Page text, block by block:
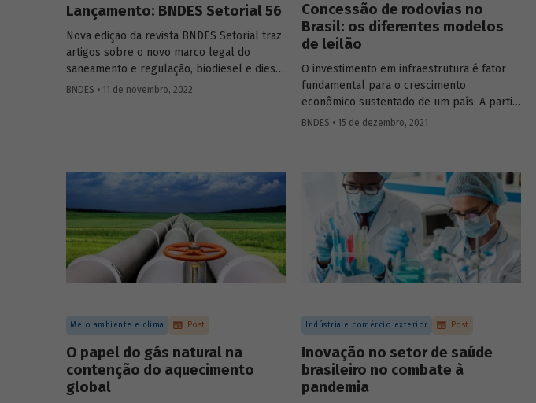
Lançamento: BNDES Setorial 56
Nova edição da revista BNDES Setorial traz
artigos sobre o novo marco legal do
saneamento e regulação, biodiesel e diesel
verde no Brasil, e o papel do
BNDES • 11 de novembro, 2022
Concessão de rodovias no
Brasil: os diferentes modelos
de leilão
O investimento em infraestrutura é fator
fundamental para o crescimento
econômico sustentado de um país. A partir
da década de 1990, no Brasil, as
setor. Saiba mais sobre os diferentes
modelos de leilão adotados nas
concessões de rodovias realizadas no país.
BNDES • 15 de dezembro, 2021
Meio ambiente e clima Post
O papel do gás natural na
contenção do aquecimento
global
Indústria e comércio exterior Post
Inovação no setor de saúde
brasileiro no combate à
pandemia